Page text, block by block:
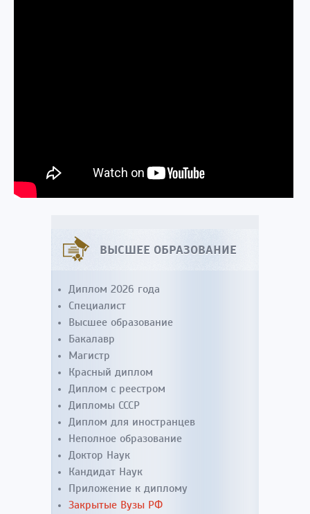
ВЫСШЕЕ ОБРАЗОВАНИЕ
Диплом 2026 года
Специалист
Высшее образование
Бакалавр
Магистр
Красный диплом
Диплом с реестром
Дипломы СССР
Диплом для иностранцев
Неполное образование
Доктор Наук
Кандидат Наук
Приложение к диплому
Закрытые Вузы РФ